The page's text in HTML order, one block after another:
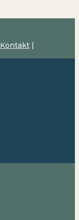
Kontakt |